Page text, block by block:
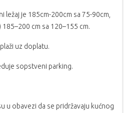
ležaj je 185cm-200cm sa 75-90cm,
cm sa 120–155 cm.
uz doplatu.
sopstveni parking.
u obavezi da se pridržavaju kućnog